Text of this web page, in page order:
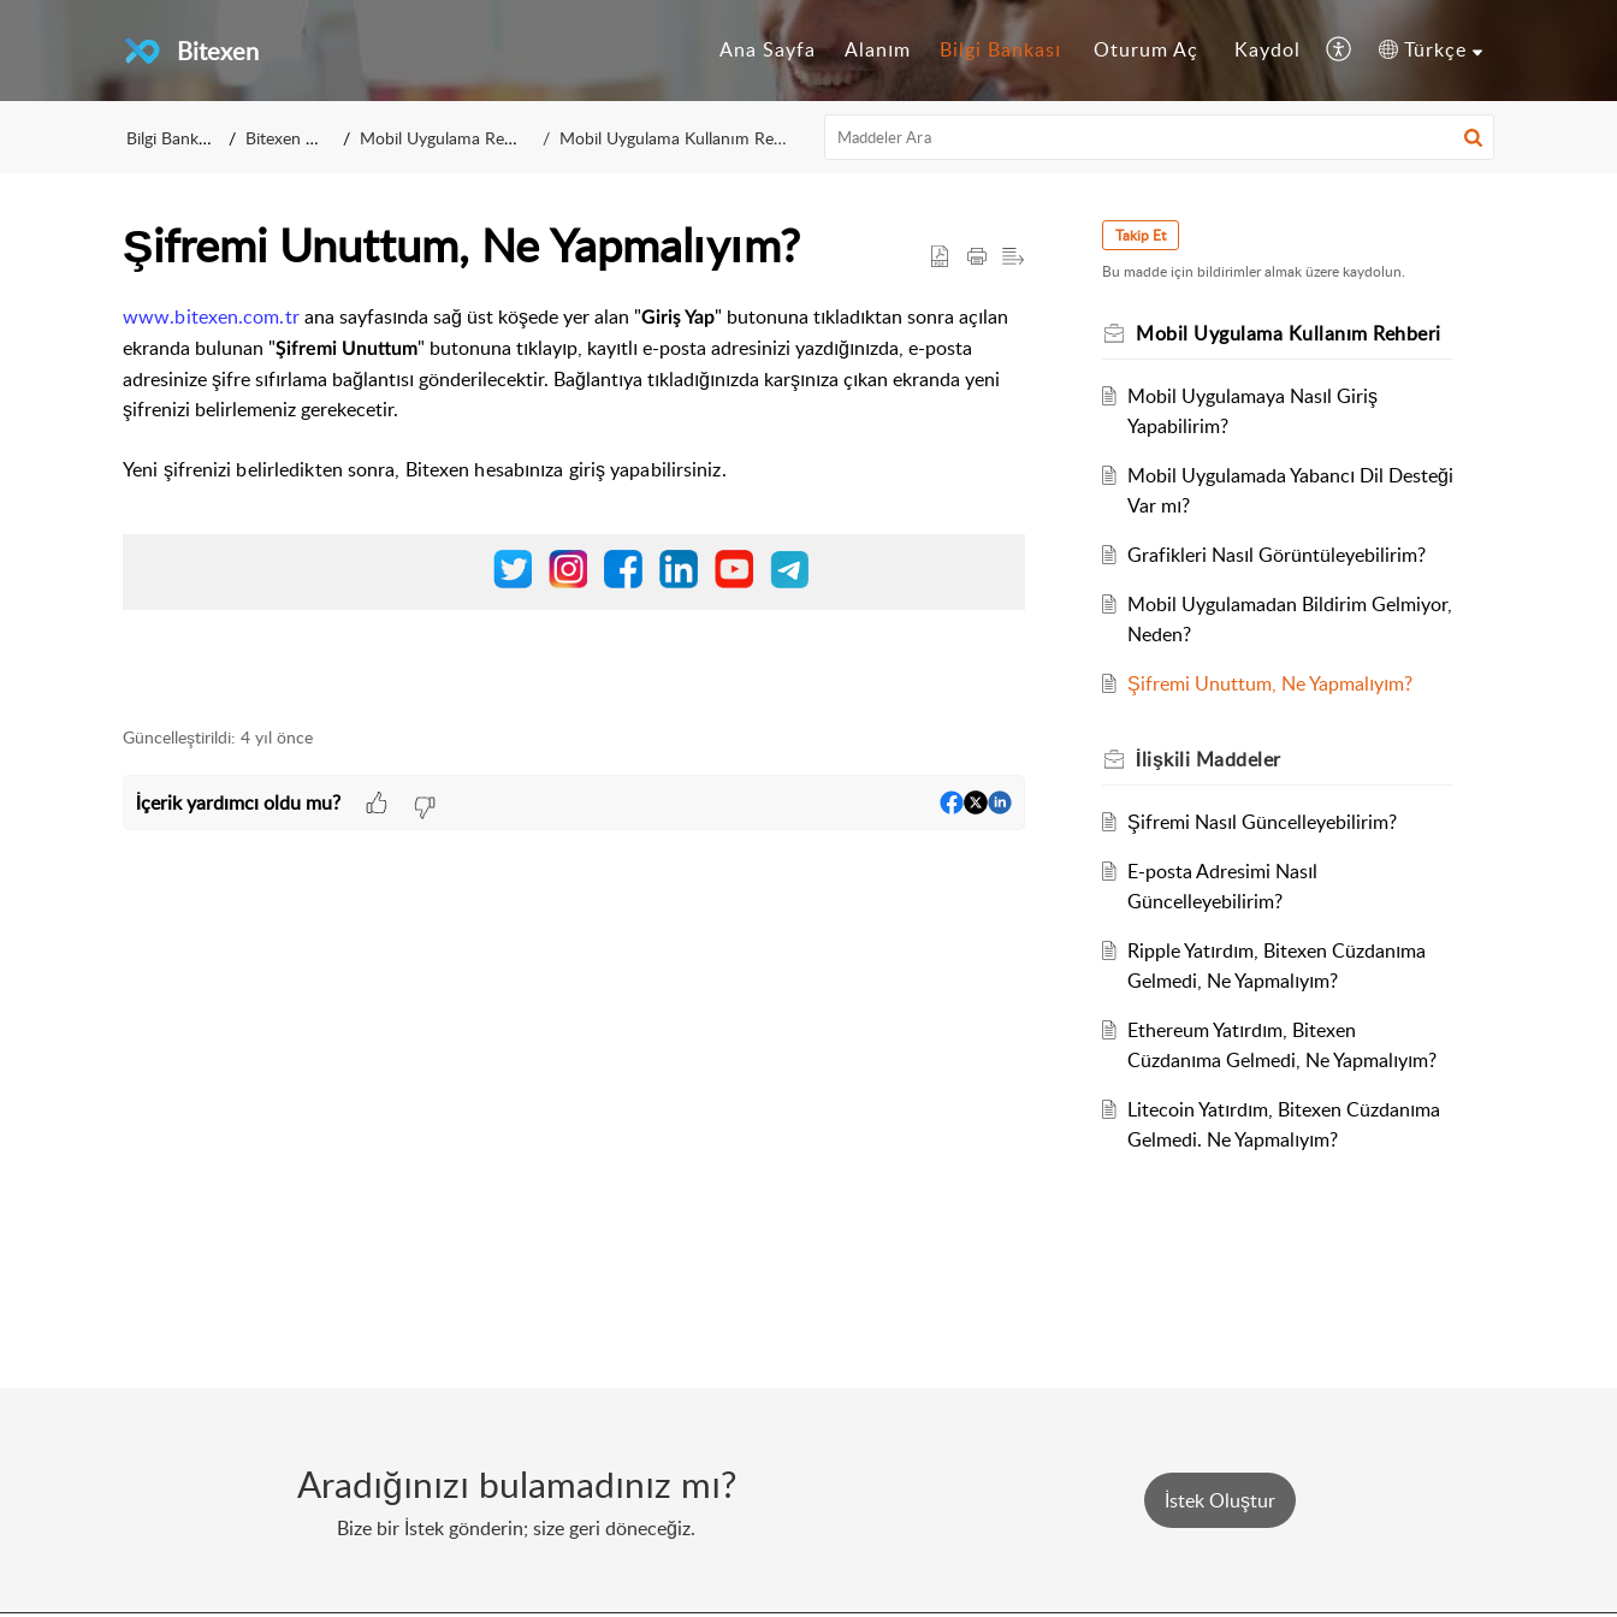
Bitexen Ana Sayfa Alanım Bilgi Bankası Oturum Aç Kaydol Türkçe
Bilgi Bankası Bitexen A.Ş. Mobil Uygulama Rehberi Mobil Uygulama Kullanım Rehberi
Şifremi Unuttum, Ne Yapmalıyım?
www.bitexen.com.trana sayfasında sağ üst köşede yer alan "Giriş Yap" butonuna tıkladıktan sonra açılan
ekranda bulunan "Şifremi Unuttum" butonuna tıklayıp, kayıtlı e-posta adresinizi yazdığınızda, e-posta
adresinize şifre sıfırlama bağlantısı gönderilecektir. Bağlantıya tıkladığınızda karşınıza çıkan ekranda yeni
şifrenizi belirlemeniz gerekecetir.
Yeni şifrenizi belirledikten sonra, Bitexen hesabınıza giriş yapabilirsiniz.
Güncelleştirildi: 4 yıl önce
İçerik yardımcı oldu mu?
Takip Et
Bu madde için bildirimler almak üzere kaydolun.
Mobil Uygulama Kullanım Rehberi
Mobil Uygulamaya Nasıl Giriş
Yapabilirim?
Mobil Uygulamada Yabancı Dil Desteği
Var mı?
Grafikleri Nasıl Görüntüleyebilirim?
Mobil Uygulamadan Bildirim Gelmiyor,
Neden?
Şifremi Unuttum, Ne Yapmalıyım?
İlişkili Maddeler
Şifremi Nasıl Güncelleyebilirim?
E-posta Adresimi Nasıl
Güncelleyebilirim?
Ripple Yatırdım, Bitexen Cüzdanıma
Gelmedi, Ne Yapmalıyım?
Ethereum Yatırdım, Bitexen
Cüzdanıma Gelmedi, Ne Yapmalıyım?
Litecoin Yatırdım, Bitexen Cüzdanıma
Gelmedi. Ne Yapmalıyım?
Aradığınızı bulamadınız mı?
Bize bir İstek gönderin; size geri döneceğiz.
İstek Oluştur